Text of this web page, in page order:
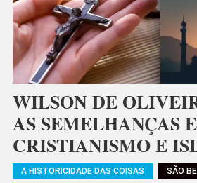
WILSON DE
AS SEMELHANÇAS
CRISTIANISMO E
A HISTORICIDADE DAS COISAS SÃO